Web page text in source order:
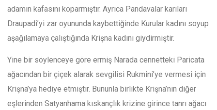
adamın kafasını koparmıştır. Ayrıca Pandavalar karıları
Draupadi’yi zar oyununda kaybettiğinde Kurular kadını soyup
aşağılamaya çalıştığında Krişna kadını giydirmiştir.
Yine bir söylenceye göre ermiş Narada cennetteki Paricata
ağacından bir çiçek alarak sevgilisi Rukmini’ye vermesi için
Krişna’ya hediye etmiştir. Bununla birlikte Krişna’nın diğer
eşlerinden Satyanhama kıskançlık krizine girince tanrı ağacı